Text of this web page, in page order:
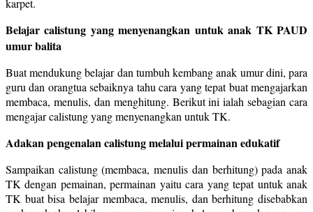
karpet.
Belajar calistung yang menyenangkan untuk anak TK PAUD
umur balita
Buat mendukung belajar dan tumbuh kembang anak umur dini, para
guru dan orangtua sebaiknya tahu cara yang tepat buat mengajarkan
membaca, menulis, dan menghitung. Berikut ini ialah sebagian cara
mengajar calistung yang menyenangkan untuk TK.
Adakan pengenalan calistung melalui permainan edukatif
Sampaikan calistung (membaca, menulis dan berhitung) pada anak
TK dengan pemainan, permainan yaitu cara yang tepat untuk anak
TK buat bisa belajar membaca, menulis, dan berhitung disebabkan